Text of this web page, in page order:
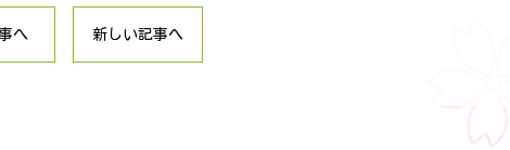
へ 新しい記事へ